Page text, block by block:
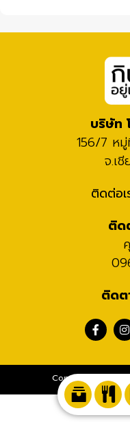
บริษัท
156/7 ห
จ.เ
ติดต่อเ
ติด
ติดต
Copyright 2020 กิ